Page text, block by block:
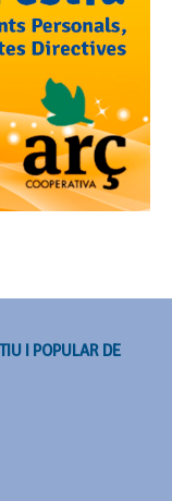
I POPULAR DE